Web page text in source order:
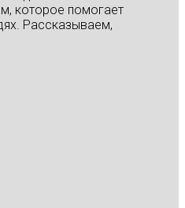
которое помогает
Рассказываем,